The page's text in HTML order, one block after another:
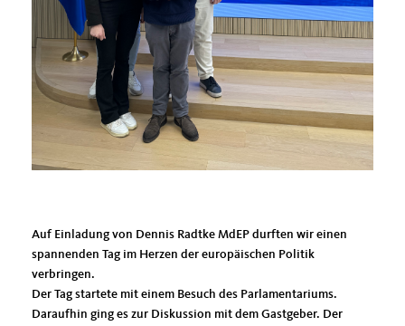
Auf Einladung von Dennis Radtke MdEP durften wir einen
spannenden Tag im Herzen der europäischen Politik
verbringen.
Der Tag startete mit einem Besuch des Parlamentariums.
Daraufhin ging es zur Diskussion mit dem Gastgeber. Der